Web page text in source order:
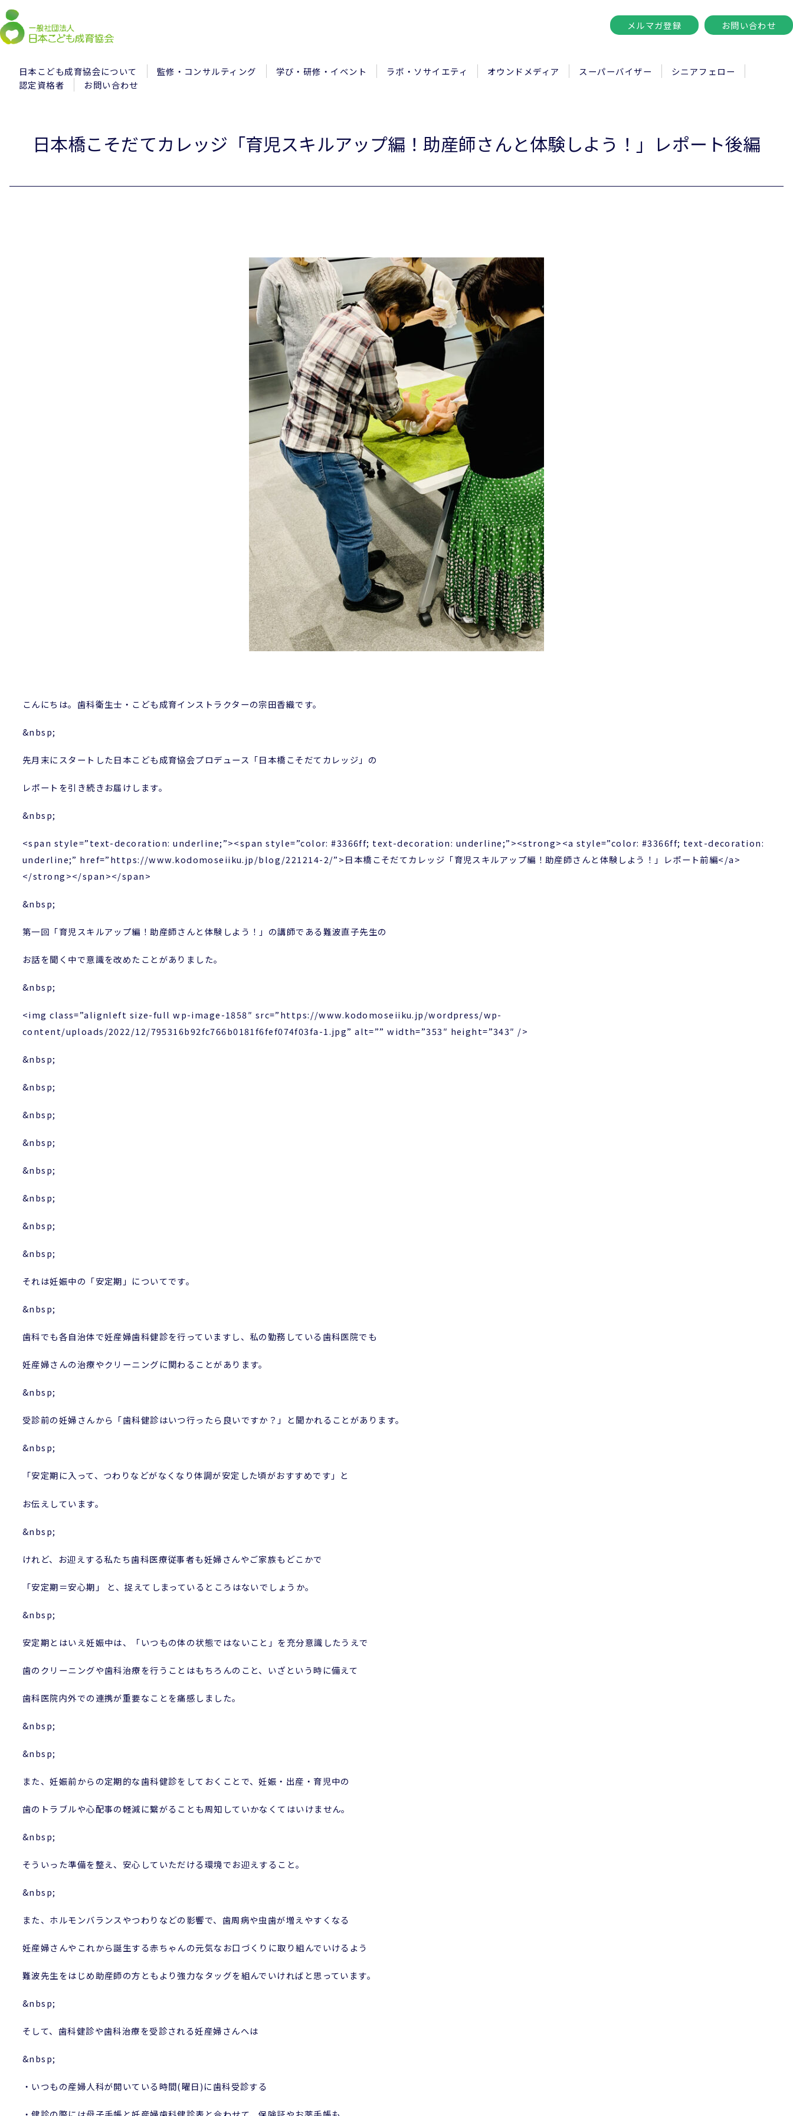
メルマガ登録 お問い合わせ
日本こども成育協会について 監修・コンサルティング 学び・研修・イベント ラボ・ソサイエティ オウンドメディア スーパーバイザー
シニアフェロー
認定資格者
お問い合わせ
日本橋こそだてカレッジ「育児スキルアップ編！助産師さんと体験しよう！」レポート後編
こんにちは。歯科衛生士・こども成育インストラクターの宗田香織です。
&nbsp;
先月末にスタートした日本こども成育協会プロデュース「日本橋こそだてカレッジ」の
レポートを引き続きお届けします。
&nbsp;
<span style=”text-decoration: underline;”><span style=”color: #3366ff; text-decoration: underline;”><strong><a style=”color: #3366ff; text-decoration:
underline;” href=”https://www.kodomoseiiku.jp/blog/221214-2/”>日本橋こそだてカレッジ「育児スキルアップ編！助産師さんと体験しよう！」レポート前編</a>
</strong></span></span>
&nbsp;
第一回「育児スキルアップ編！助産師さんと体験しよう！」の講師である難波直子先生の
お話を聞く中で意識を改めたことがありました。
&nbsp;
<img class=”alignleft size-full wp-image-1858″ src=”https://www.kodomoseiiku.jp/wordpress/wp-
content/uploads/2022/12/795316b92fc766b0181f6fef074f03fa-1.jpg” alt=”” width=”353″ height=”343″ />
&nbsp;
&nbsp;
&nbsp;
&nbsp;
&nbsp;
&nbsp;
&nbsp;
&nbsp;
それは妊娠中の「安定期」についてです。
&nbsp;
歯科でも各自治体で妊産婦歯科健診を行っていますし、私の勤務している歯科医院でも
妊産婦さんの治療やクリーニングに関わることがあります。
&nbsp;
受診前の妊婦さんから「歯科健診はいつ行ったら良いですか？」と聞かれることがあります。
&nbsp;
「安定期に入って、つわりなどがなくなり体調が安定した頃がおすすめです」と
お伝えしています。
&nbsp;
けれど、お迎えする私たち歯科医療従事者も妊婦さんやご家族もどこかで
「安定期＝安心期」 と、捉えてしまっているところはないでしょうか。
&nbsp;
安定期とはいえ妊娠中は、「いつもの体の状態ではないこと」を充分意識したうえで
歯のクリーニングや歯科治療を行うことはもちろんのこと、いざという時に備えて
歯科医院内外での連携が重要なことを痛感しました。
&nbsp;
&nbsp;
また、妊娠前からの定期的な歯科健診をしておくことで、妊娠・出産・育児中の
歯のトラブルや心配事の軽減に繋がることも周知していかなくてはいけません。
&nbsp;
そういった準備を整え、安心していただける環境でお迎えすること。
&nbsp;
また、ホルモンバランスやつわりなどの影響で、歯周病や虫歯が増えやすくなる
妊産婦さんやこれから誕生する赤ちゃんの元気なお口づくりに取り組んでいけるよう
難波先生をはじめ助産師の方ともより強力なタッグを組んでいければと思っています。
&nbsp;
そして、歯科健診や歯科治療を受診される妊産婦さんへは
&nbsp;
・いつもの産婦人科が開いている時間(曜日)に歯科受診する